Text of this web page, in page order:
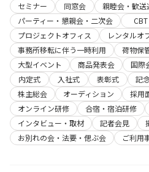
セミナー
同窓会 親睦会・歓送
パーティー・懇親会・二次会
CBT
プロジェクトオフィス
レンタルオ
事務所移転に伴う一時利用
荷物保
大型イベント
商品発表会 国際
内定式
入社式 表彰式 記
株主総会
オーディション 採用
オンライン研修
合宿・宿泊研修
インタビュー・取材
記者会見
お別れの会・法要・偲ぶ会
ご利用